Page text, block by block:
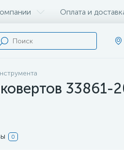
Оплата и
0